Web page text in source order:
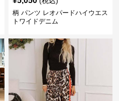
柄 パンツ レオパードハイウエス
トワイドデニム